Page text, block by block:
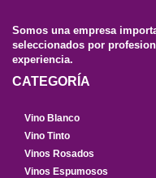
Somos una empresa
seleccionados por
experiencia.
CATEGORÍA
Vino Blanco
Vino Tinto
Vinos Rosados
Vinos Espumosos